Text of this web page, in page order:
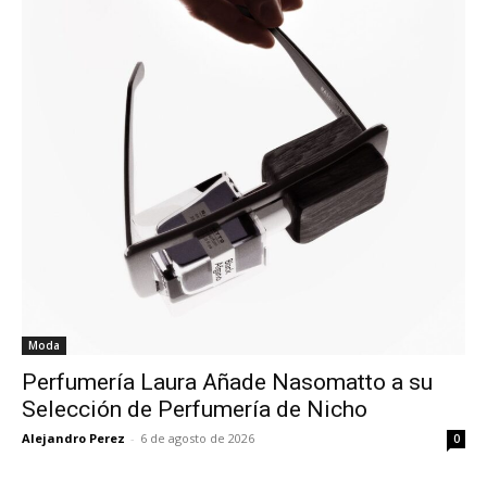
Moda
Perfumería Laura Añade Nasomatto a su
Selección de Perfumería de Nicho
Alejandro Perez - 6 de agosto de 2026 0